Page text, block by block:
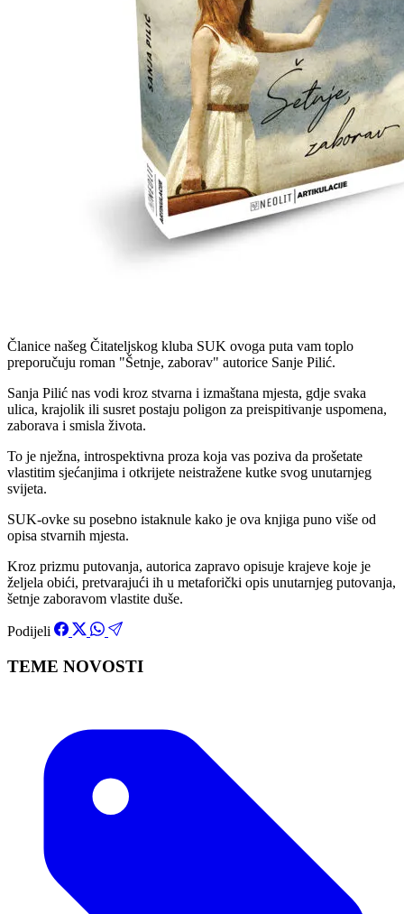
Članice našeg Čitateljskog kluba SUK ovoga puta vam toplo
preporučuju roman "Šetnje, zaborav" autorice Sanje Pilić.
Sanja Pilić nas vodi kroz stvarna i izmaštana mjesta, gdje svaka
ulica, krajolik ili susret postaju poligon za preispitivanje uspomena,
zaborava i smisla života.
To je nježna, introspektivna proza koja vas poziva da prošetate
vlastitim sjećanjima i otkrijete neistražene kutke svog unutarnjeg
svijeta.
SUK-ovke su posebno istaknule kako je ova knjiga puno više od
opisa stvarnih mjesta.
Kroz prizmu putovanja, autorica zapravo opisuje krajeve koje je
željela obići, pretvarajući ih u metaforički opis unutarnjeg putovanja,
šetnje zaboravom vlastite duše.
Podijeli
TEME NOVOSTI